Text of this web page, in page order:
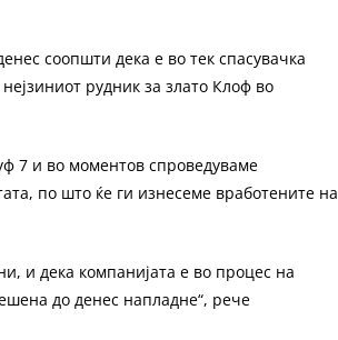
соопшти дека е во тек спасувачка
рудник за злато Клоф во
7 и во моментов спроведуваме
по што ќе ги изнесеме вработените на
и дека компанијата е во процес на
до денес напладне“, рече